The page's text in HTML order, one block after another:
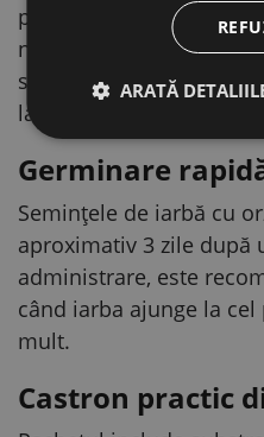
pisicile care trăiesc
nu au acces obișnuit la
supliment alimentar pe
la dispoziție în funcție
Germinare
Semințele de iarbă cu
aproximativ 3 zile după
administrare, este
când iarba ajunge la
mult.
Castron practic
ARATĂ